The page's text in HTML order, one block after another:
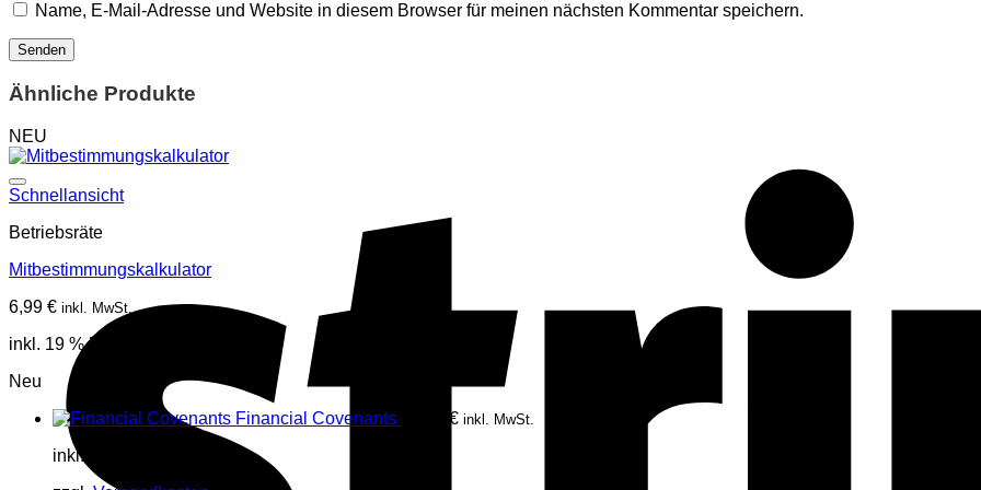
Name, E-Mail-Adresse und Website in diesem Browser für meinen nächsten Kommentar speichern.
Ähnliche Produkte
NEU
Schnellansicht
Betriebsräte
Mitbestimmungskalkulator
6,99 € inkl. MwSt.
inkl. 19 % MwSt.
Neu
Financial Covenants
€ inkl. MwSt.
inkl. 19 % MwSt.